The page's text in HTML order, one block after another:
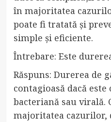
în majoritatea
poate fi tratată și
simple și eficiente.
Întrebare: Este
Răspuns: Durerea de
contagioasă dacă
bacteriană sau virală.
majoritatea cazurilor,